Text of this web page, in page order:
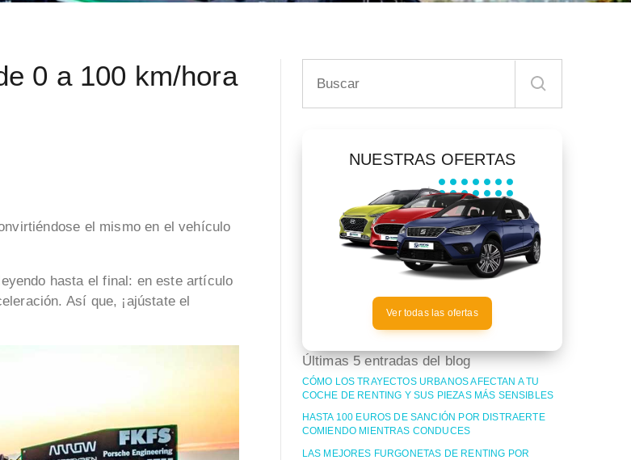
0 a 100 km/hora
el mismo en el vehículo
hasta el final: en este artículo
Así que, ¡ajústate el
NUESTRAS OFERTAS
Ver todas las ofertas
Últimas 5 entradas del blog
CÓMO LOS TRAYECTOS URBANOS AFECTAN A TU
COCHE DE RENTING Y SUS PIEZAS MÁS SENSIBLES
HASTA 100 EUROS DE SANCIÓN POR DISTRAERTE
COMIENDO MIENTRAS CONDUCES
LAS MEJORES FURGONETAS DE RENTING POR